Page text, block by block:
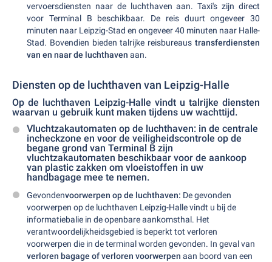
vervoersdiensten naar de luchthaven aan. Taxi's zijn direct
voor Terminal B beschikbaar. De reis duurt ongeveer 30
minuten naar Leipzig-Stad en ongeveer 40 minuten naar Halle-
Stad. Bovendien bieden talrijke reisbureaus transferdiensten
van en naar de luchthaven aan.
Diensten op de luchthaven van Leipzig-Halle
Op de luchthaven Leipzig-Halle vindt u talrijke diensten
waarvan u gebruik kunt maken tijdens uw wachttijd.
Vluchtzakautomaten op de luchthaven: in de centrale
incheckzone en voor de veiligheidscontrole op de
begane grond van Terminal B zijn
vluchtzakautomaten beschikbaar voor de aankoop
van plastic zakken om vloeistoffen in uw
handbagage mee te nemen.
Gevondenvoorwerpen op de luchthaven: De gevonden
voorwerpen op de luchthaven Leipzig-Halle vindt u bij de
informatiebalie in de openbare aankomsthal. Het
verantwoordelijkheidsgebied is beperkt tot verloren
voorwerpen die in de terminal worden gevonden. In geval van
verloren bagage of verloren voorwerpen aan boord van een